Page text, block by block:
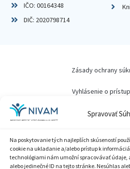
Spravovať
Na poskytovanie tých najlepších skúseností
cookie na ukladanie a/alebo prístup k
technológiami nám umožní spracovávať údaje,
alebo jedinečné ID na tejto stránke. Nesúhlas
IČO: 00164348
DIČ: 2020798714
Zásady ochrany
Vyhlásenie o
Sprístupnenie
GDPR